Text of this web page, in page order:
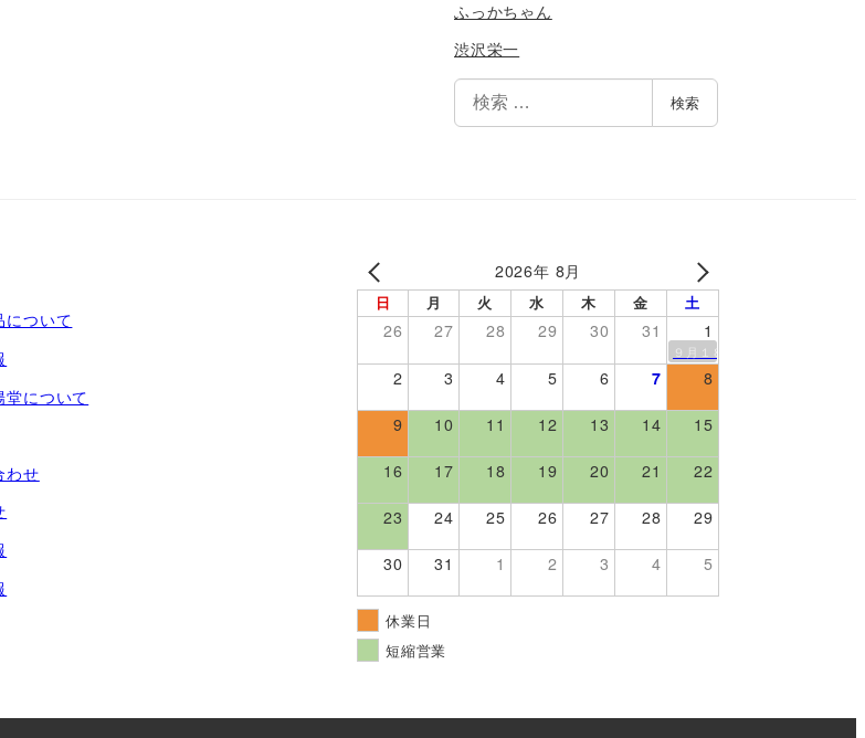
ふっかちゃん
渋沢栄一
索
検索
について
堂について
わせ
2026年 8月
日 月 火 水 木 金 土
26 27 28 29 30 31 1
９月１８日伊勢崎市スマークで
2 3 4 5 6 7 8
9 10 11 12 13 14 15
16 17 18 19 20 21 22
23 24 25 26 27 28 29
30 31 1 2 3 4 5
休業日
短縮営業